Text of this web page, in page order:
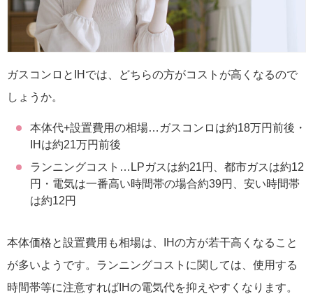
ガスコンロとIHでは、どちらの方がコストが高くなるので
しょうか。
本体代+設置費用の相場…ガスコンロは約18万円前後・
IHは約21万円前後
ランニングコスト…LPガスは約21円、都市ガスは約12
円・電気は一番高い時間帯の場合約39円、安い時間帯
は約12円
本体価格と設置費用も相場は、IHの方が若干高くなること
が多いようです。ランニングコストに関しては、使用する
時間帯等に注意すればIHの電気代を抑えやすくなります。